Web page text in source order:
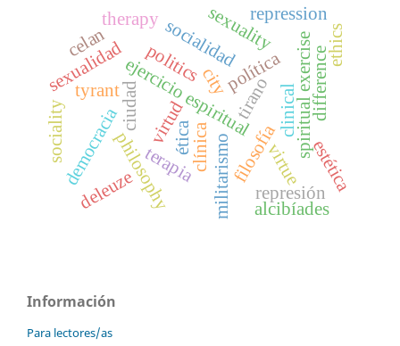
filosofía
clínica
ejercicio espiritual
tirano
política
ciudad virtud
philosophy
clinicalspiritual exercise
tyrant
politicscity
virtue
democracia
sexualidad socialidad
terapia
represión
militarismo
sexuality
sociality
therapy repression
deleuze
difference
ética estética
celan
alcibíades
ethics
Información
Para lectores/as